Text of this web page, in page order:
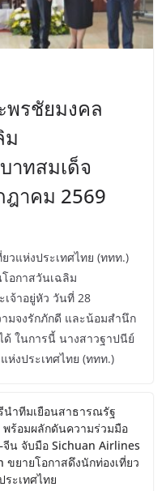
พรชัยมงคล
ม
าทสมเด็จ
ฎาคม 2569
วแห่งประเทศไทย (ททท.)
อกาสวันเฉลิม
จ้าอยู่หัว วันที่ 28
ามจงรักภักดี และน้อมสำนึก
ในการนี้ นางสาวฐาปนีย์
ห่งประเทศไทย (ททท.)
ำทีมเยือนสาธารณรัฐ
ร้อมผลักดันความร่วมมือ
จีน จับมือ Sichuan Airlines
ขยายโอกาสดึงนักท่องเที่ยว
ะเทศไทย